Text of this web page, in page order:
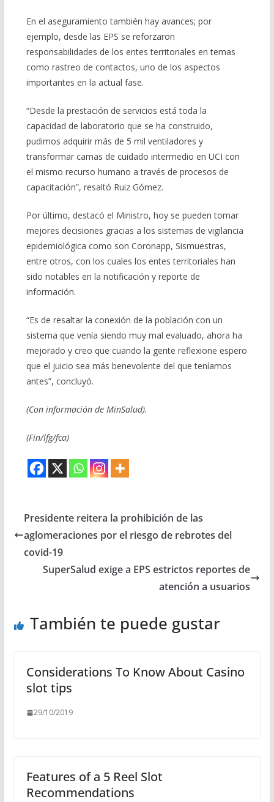
En el aseguramiento también hay avances; por
ejemplo, desde las EPS se reforzaron
responsabilidades de los entes territoriales en temas
como rastreo de contactos, uno de los aspectos
importantes en la actual fase.
“Desde la prestación de servicios está toda la
capacidad de laboratorio que se ha construido,
pudimos adquirir más de 5 mil ventiladores y
transformar camas de cuidado intermedio en UCI con
el mismo recurso humano a través de procesos de
capacitación”, resaltó Ruiz Gómez.
Por último, destacó el Ministro, hoy se pueden tomar
mejores decisiones gracias a los sistemas de vigilancia
epidemiológica como son Coronapp, Sismuestras,
entre otros, con los cuales los entes territoriales han
sido notables en la notificación y reporte de
información.
“Es de resaltar la conexión de la población con un
sistema que venía siendo muy mal evaluado, ahora ha
mejorado y creo que cuando la gente reflexione espero
que el juicio sea más benevolente del que teníamos
antes”, concluyó.
(Con información de MinSalud).
(Fin/lfg/fca)
Presidente reitera la prohibición de las
aglomeraciones por el riesgo de rebrotes del
covid-19
SuperSalud exige a EPS estrictos reportes de
atención a usuarios
También te puede gustar
Considerations To Know About Casino
slot tips
29/10/2019
Features of a 5 Reel Slot
Recommendations